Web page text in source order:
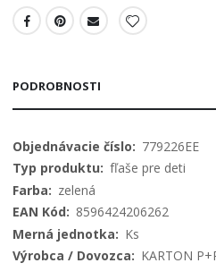
PODROBNOSTI
Viac
informácií
779226EE
fľaše pre deti
zelená
8596424206262
Ks
KARTON